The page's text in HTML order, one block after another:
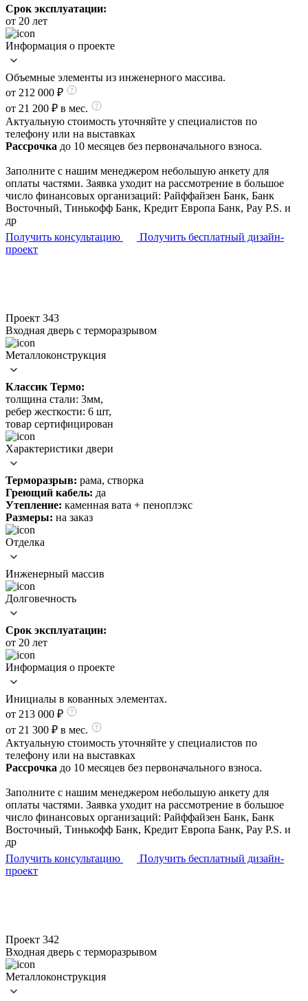
Срок эксплуатации:
от 20 лет
Информация о проекте
Объемные элементы из инженерного массива.
от 212 000 ₽
от 21 200 ₽ в мес.
Актуальную стоимость уточняйте у специалистов по
телефону или на выставках
Рассрочка до 10 месяцев без первоначального взноса.
Заполните с нашим менеджером небольшую анкету для
оплаты частями. Заявка уходит на рассмотрение в большое
число финансовых организаций: Райффайзен Банк, Банк
Восточный, Тинькофф Банк, Кредит Европа Банк, Pay P.S. и
др
Получить консультацию
Получить бесплатный дизайн-
проект
Проект 343
Входная дверь c терморазрывом
Металлоконструкция
Классик Термо:
толщина стали: 3мм,
ребер жесткости: 6 шт,
товар сертифицирован
Характеристики двери
Терморазрыв: рама, створка
Греющий кабель: да
Утепление: каменная вата + пеноплэкс
Размеры: на заказ
Отделка
Инженерный массив
Долговечность
Срок эксплуатации:
от 20 лет
Информация о проекте
Инициалы в кованных элементах.
от 213 000 ₽
от 21 300 ₽ в мес.
Актуальную стоимость уточняйте у специалистов по
телефону или на выставках
Рассрочка до 10 месяцев без первоначального взноса.
Заполните с нашим менеджером небольшую анкету для
оплаты частями. Заявка уходит на рассмотрение в большое
число финансовых организаций: Райффайзен Банк, Банк
Восточный, Тинькофф Банк, Кредит Европа Банк, Pay P.S. и
др
Получить консультацию
Получить бесплатный дизайн-
проект
Проект 342
Входная дверь c терморазрывом
Металлоконструкция